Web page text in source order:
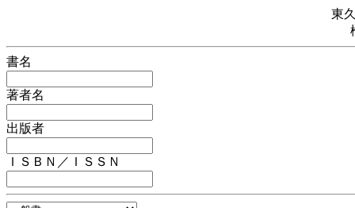
東
書名
著者名
出版者
ＩＳＢＮ／ＩＳＳＮ